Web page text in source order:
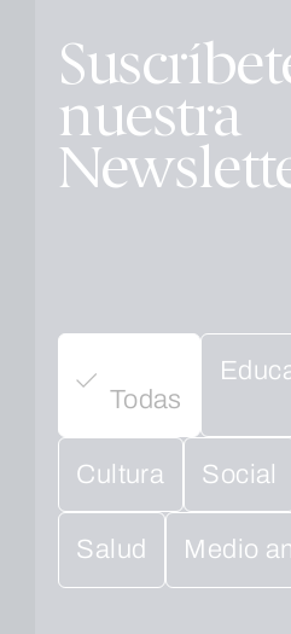
nuestra
Todas
Cultura Social
Salud Medio